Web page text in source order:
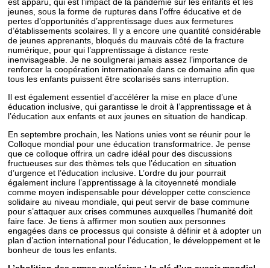
jeunes, sous la forme de ruptures dans l’offre éducative et de
pertes d’opportunités d’apprentissage dues aux fermetures
d’établissements scolaires. Il y a encore une quantité considérable
de jeunes apprenants, bloqués du mauvais côté de la fracture
numérique, pour qui l’apprentissage à distance reste
inenvisageable. Je ne soulignerai jamais assez l’importance de
renforcer la coopération internationale dans ce domaine afin que
tous les enfants puissent être scolarisés sans interruption.
Il est également essentiel d’accélérer la mise en place d’une
éducation inclusive, qui garantisse le droit à l’apprentissage et à
l’éducation aux enfants et aux jeunes en situation de handicap.
En septembre prochain, les Nations unies vont se réunir pour le
Colloque mondial pour une éducation transformatrice. Je pense
que ce colloque offrira un cadre idéal pour des discussions
fructueuses sur des thèmes tels que l’éducation en situation
d’urgence et l’éducation inclusive. L’ordre du jour pourrait
également inclure l’apprentissage à la citoyenneté mondiale
comme moyen indispensable pour développer cette conscience
solidaire au niveau mondiale, qui peut servir de base commune
pour s’attaquer aux crises communes auxquelles l’humanité doit
faire face. Je tiens à affirmer mon soutien aux personnes
engagées dans ce processus qui consiste à définir et à adopter un
plan d’action international pour l’éducation, le développement et le
bonheur de tous les enfants.